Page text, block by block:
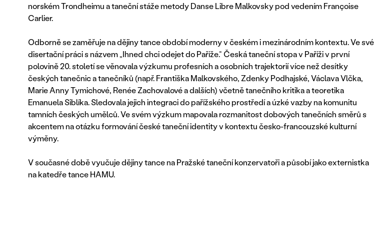
norském Trondheimu a taneční stáže metody Danse Libre Malkovsky pod vedením Françoise
Carlier.
Odborně se zaměřuje na dějiny tance období moderny v českém i mezinárodním kontextu. Ve své
disertační práci s názvem „Ihned chci odejet do Paříže.“ Česká taneční stopa v Paříži v první
polovině 20. století se věnovala výzkumu profesních a osobních trajektorií více než desítky
českých tanečnic a tanečníků (např. Františka Malkovského, Zdenky Podhajské, Václava Vlčka,
Marie Anny Tymichové, Renée Zachovalové a dalších) včetně tanečního kritika a teoretika
Emanuela Siblíka. Sledovala jejich integraci do pařížského prostředí a úzké vazby na komunitu
tamních českých umělců. Ve svém výzkum mapovala rozmanitost dobových tanečních směrů s
akcentem na otázku formování české taneční identity v kontextu česko-francouzské kulturní
výměny.
V současné době vyučuje dějiny tance na Pražské taneční konzervatoři a působí jako externistka
na katedře tance HAMU.